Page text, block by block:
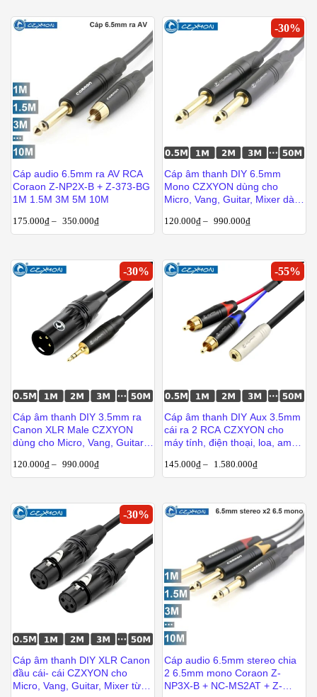
Cáp audio 6.5mm ra AV RCA
Coraon Z-NP2X-B + Z-373-BG
1M 1.5M 3M 5M 10M
175.000₫ – 350.000₫
-30%
Cáp âm thanh DIY 6.5mm
Mono CZXYON dùng cho
Micro, Vang, Guitar, Mixer dài
120.000₫ – 990.000₫
-30%
Cáp âm thanh DIY 3.5mm ra
Canon XLR Male CZXYON
dùng cho Micro, Vang, Guitar,
120.000₫ – 990.000₫
-55%
Cáp âm thanh DIY Aux 3.5mm
cái ra 2 RCA CZXYON cho
máy tính, điện thoại, loa, ampli
145.000₫ – 1.580.000₫
-30%
Cáp âm thanh DIY XLR Canon
đầu cái- cái CZXYON cho
Micro, Vang, Guitar, Mixer từ
Cáp audio 6.5mm stereo chia
2 6.5mm mono Coraon Z-
NP3X-B + NC-MS2AT + Z-